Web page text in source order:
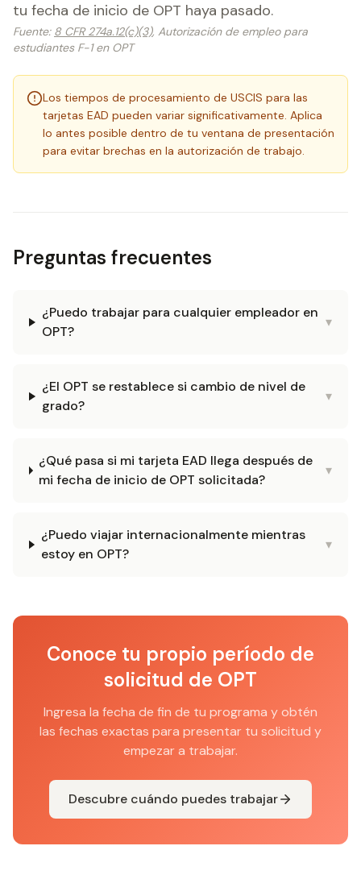
tu fecha de inicio de OPT haya pasado.
Fuente: 8 CFR 274a.12(c)(3), Autorización de empleo para
estudiantes F-1 en OPT
Los tiempos de procesamiento de USCIS para las
tarjetas EAD pueden variar significativamente. Aplica
lo antes posible dentro de tu ventana de presentación
para evitar brechas en la autorización de trabajo.
Preguntas frecuentes
¿Puedo trabajar para cualquier empleador en
OPT?
▾
¿El OPT se restablece si cambio de nivel de
grado?
▾
¿Qué pasa si mi tarjeta EAD llega después de
mi fecha de inicio de OPT solicitada?
▾
¿Puedo viajar internacionalmente mientras
estoy en OPT?
▾
Conoce tu propio período de
solicitud de OPT
Ingresa la fecha de fin de tu programa y obtén
las fechas exactas para presentar tu solicitud y
empezar a trabajar.
Descubre cuándo puedes trabajar